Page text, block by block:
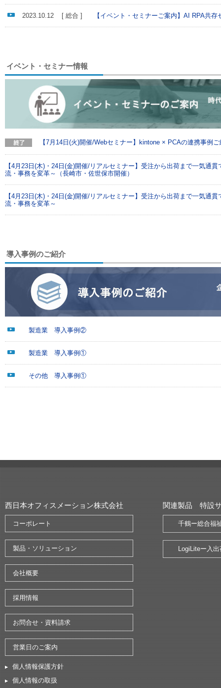
2023.10.12 [ 総合 ] 【イベント・セミナーご案内】AI RPA共
イベント・セミナー情報
【7月14日(火)開催/Webセミナー】kintone × PCAの連携事例
【4月23日(木)・24日(金)開催/リアルセミナー】受注から出荷まで一気通
流・事務を変革～（長崎市・佐世保市開催）
【4月23日(木)・24日(金)開催/リアルセミナー】受注から出荷まで一気通
流・事務を変革～
導入事例のご紹介
製造業 導入事例②
製造業 導入事例①
その他 導入事例①
西日本オフィスメーション株式会社
コーポレート
製品・ソリューション
会社概要
採用情報
お問合せ・資料請求
営業日のご案内
個人情報保護方針
個人情報の取扱
関連製品 特設
千鶴ー総合福
LogiLiteー入